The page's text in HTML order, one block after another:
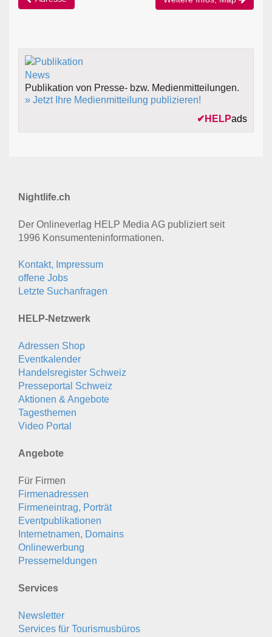
Publikation von Presse- bzw. Medienmitteilungen.
» Jetzt Ihre Medienmitteilung publizieren!
✔ HELPads
Nightlife.ch
Der Onlineverlag HELP Media AG publiziert seit
1996 Konsumenten­informationen.
Kontakt, Impressum
offene Jobs
Letzte Suchanfragen
HELP-Netzwerk
Adressen Shop
Eventkalender
Handelsregister Schweiz
Presseportal Schweiz
Aktionen & Angebote
Tagesthemen
Video Portal
Angebote
Für Firmen
Firmenadressen
Firmeneintrag, Porträt
Eventpublikationen
Internetnamen, Domains
Onlinewerbung
Pressemeldungen
Services
Newsletter
Services für Tourismusbüros